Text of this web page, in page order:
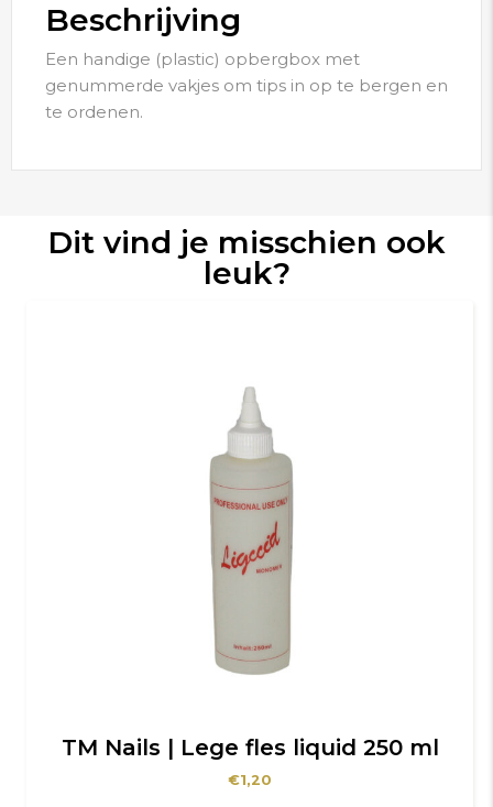
Beschrijving
Een handige (plastic) opbergbox met
genummerde vakjes om tips in op te bergen en
te ordenen.
Dit vind je misschien ook
leuk?
TM Nails | Lege fles liquid 250 ml
€1,20